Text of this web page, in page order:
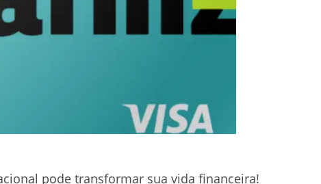
pode transformar sua vida financeira!